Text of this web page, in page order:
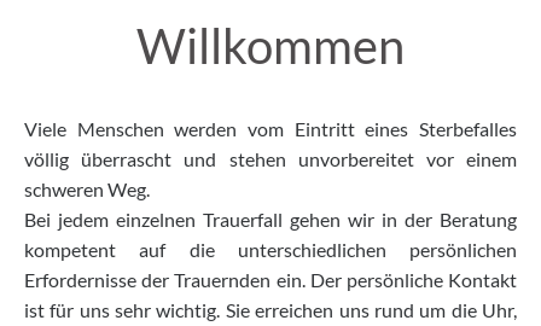
Willkommen
Viele Menschen werden vom Eintritt eines Sterbefalles
völlig überrascht und stehen unvorbereitet vor einem
schweren Weg.
Bei jedem einzelnen Trauerfall gehen wir in der Beratung
kompetent auf die unterschiedlichen persönlichen
Erfordernisse der Trauernden ein. Der persönliche Kontakt
ist für uns sehr wichtig. Sie erreichen uns rund um die Uhr,